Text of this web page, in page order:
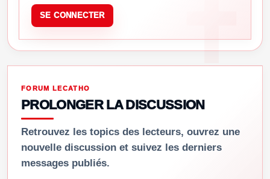
SE CONNECTER
FORUM LECATHO
PROLONGER LA DISCUSSION
Retrouvez les topics des lecteurs, ouvrez une
nouvelle discussion et suivez les derniers
messages publiés.